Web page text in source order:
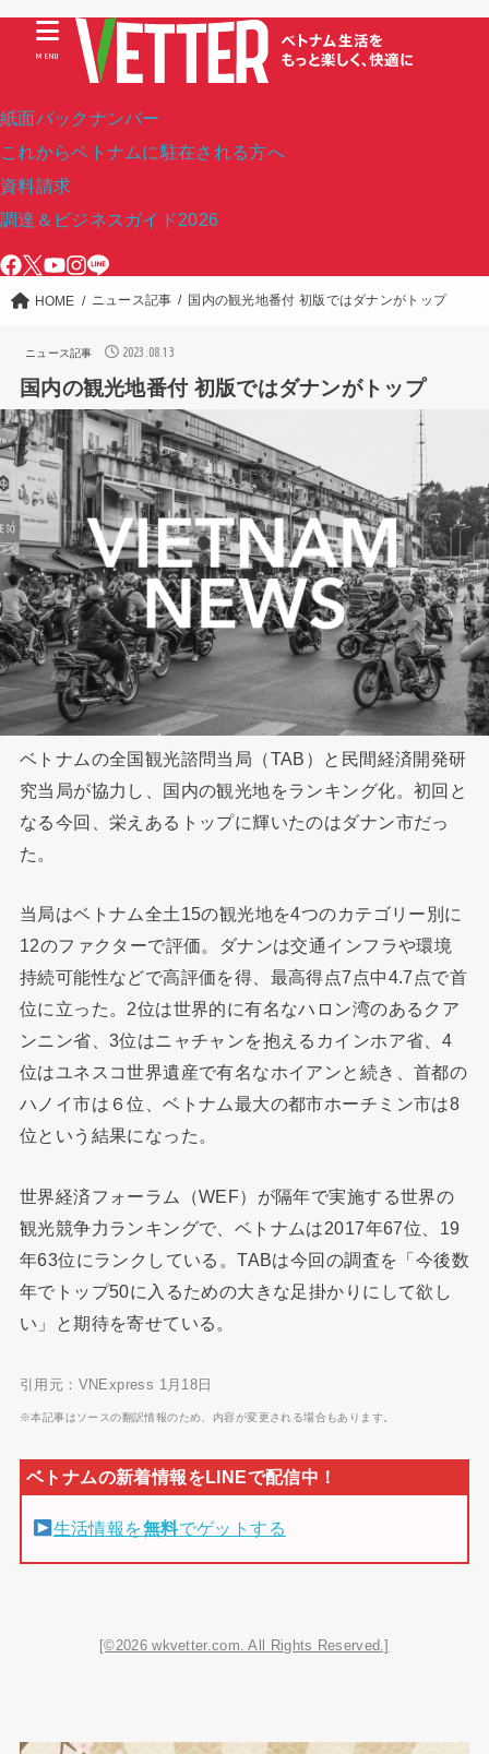
紙面バックナンバー
これからベトナムに駐在される方へ
資料請求
調達＆ビジネスガイド2026
MENU
HOME ニュース記事 国内の観光地番付 初版ではダナンがトップ
ニュース記事 2023.08.13
国内の観光地番付 初版ではダナンがトップ
ベトナムの全国観光諮問当局（TAB）と民間経済開発研
究当局が協力し、国内の観光地をランキング化。初回と
なる今回、栄えあるトップに輝いたのはダナン市だっ
た。
当局はベトナム全土15の観光地を4つのカテゴリー別に
12のファクターで評価。ダナンは交通インフラや環境
持続可能性などで高評価を得、最高得点7点中4.7点で首
位に立った。2位は世界的に有名なハロン湾のあるクア
ンニン省、3位はニャチャンを抱えるカインホア省、4
位はユネスコ世界遺産で有名なホイアンと続き、首都の
ハノイ市は６位、ベトナム最大の都市ホーチミン市は8
位という結果になった。
世界経済フォーラム（WEF）が隔年で実施する世界の
観光競争力ランキングで、ベトナムは2017年67位、19
年63位にランクしている。TABは今回の調査を「今後数
年でトップ50に入るための大きな足掛かりにして欲し
い」と期待を寄せている。
引用元：VNExpress 1月18日
※本記事はソースの翻訳情報のため、内容が変更される場合もあります。
生活情報を無料でゲットする
[©2026 wkvetter.com. All Rights Reserved.]